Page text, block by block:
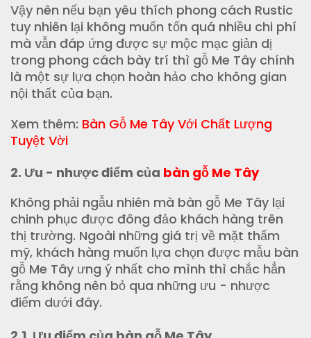
Vậy nên nếu bạn yêu thích phong cách Rustic
tuy nhiên lại không muốn tốn quá nhiều chi phí
mà vẫn đáp ứng được sự mộc mạc giản dị
trong phong cách bày trí thì gỗ Me Tây chính
là một sự lựa chọn hoàn hảo cho không gian
nội thất của bạn.
Xem thêm: Bàn Gỗ Me Tây Với Chất Lượng
Tuyệt Vời
2. Ưu - nhược điểm của bàn gỗ Me Tây
Không phải ngẫu nhiên mà bàn gỗ Me Tây lại
chinh phục được đông đảo khách hàng trên
thị trường. Ngoài những giá trị về mặt thẩm
mỹ, khách hàng muốn lựa chọn được mẫu bàn
gỗ Me Tây ưng ý nhất cho mình thì chắc hẳn
rằng không nên bỏ qua những ưu - nhược
điểm dưới đây.